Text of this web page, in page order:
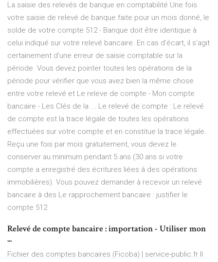
La saisie des relevés de banque en comptabilité Une fois
votre saisie de relevé de banque faite pour un mois donné, le
solde de votre compte 512 - Banque doit être identique à
celui indiqué sur votre relevé bancaire. En cas d'écart, il s'agit
certainement d'une erreur de saisie comptable sur la
période. Vous devez pointer toutes les opérations de la
période pour vérifier que vous avez bien la même chose
entre votre relevé et Le releve de compte - Mon compte
bancaire - Les Clés de la ... Le relevé de compte : Le relevé
de compte est la trace légale de toutes les opérations
effectuées sur votre compte et en constitue la trace légale.
Reçu une fois par mois gratuitement, vous devez le
conserver au minimum pendant 5 ans (30 ans si votre
compte a enregistré des écritures liées à des opérations
immobilières). Vous pouvez demander à recevoir un relevé
bancaire à des Le rapprochement bancaire : justifier le
compte 512
Relevé de compte bancaire : importation - Utiliser mon
...
Fichier des comptes bancaires (Ficoba) | service-public.fr Il